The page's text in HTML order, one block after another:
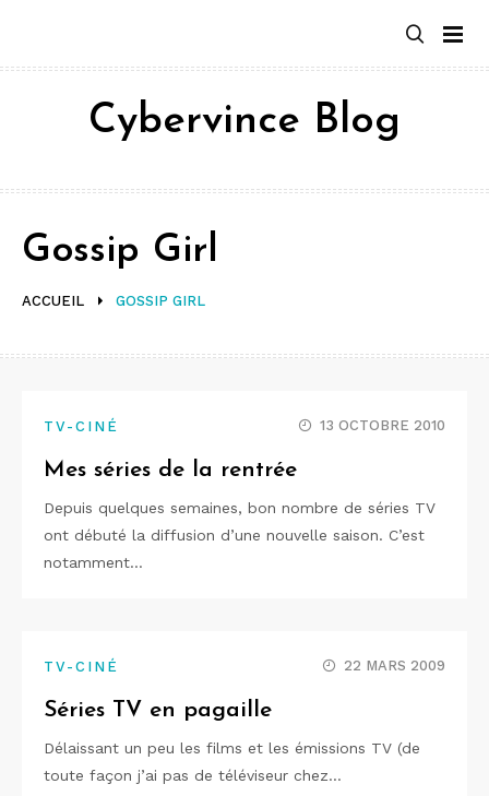
contenu
Cybervince Blog
ACCUEIL GOSSIP GIRL
Gossip Girl
TV-CINÉ 13 OCTOBRE 2010
Mes séries de la rentrée
Depuis quelques semaines, bon nombre de séries TV
ont débuté la diffusion d’une nouvelle saison. C’est
notamment…
TV-CINÉ 22 MARS 2009
Séries TV en pagaille
Délaissant un peu les films et les émissions TV (de
toute façon j’ai pas de téléviseur chez…